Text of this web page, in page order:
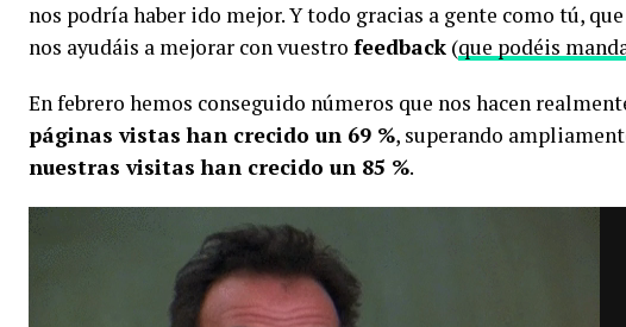
nos podría haber ido mejor. Y todo gracias a gente como tú,
nos ayudáis a mejorar con vuestro feedback (que podéis
En febrero hemos conseguido números que nos hacen
páginas vistas han crecido un 69 %, superando
nuestras visitas han crecido un 85 %.